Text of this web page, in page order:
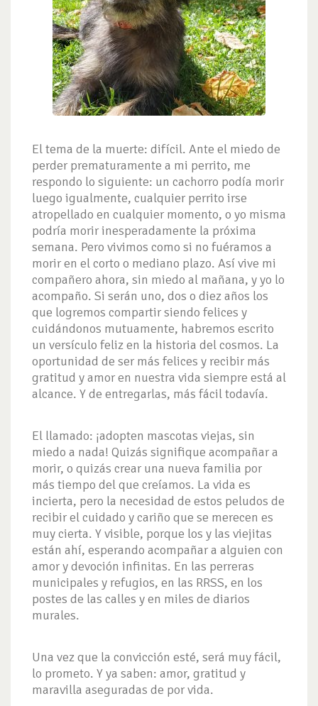
El tema de la muerte: difícil. Ante el miedo de
perder prematuramente a mi perrito, me
respondo lo siguiente: un cachorro podía morir
luego igualmente, cualquier perrito irse
atropellado en cualquier momento, o yo misma
podría morir inesperadamente la próxima
semana. Pero vivimos como si no fuéramos a
morir en el corto o mediano plazo. Así vive mi
compañero ahora, sin miedo al mañana, y yo lo
acompaño. Si serán uno, dos o diez años los
que logremos compartir siendo felices y
cuidándonos mutuamente, habremos escrito
un versículo feliz en la historia del cosmos. La
oportunidad de ser más felices y recibir más
gratitud y amor en nuestra vida siempre está al
alcance. Y de entregarlas, más fácil todavía.
El llamado: ¡adopten mascotas viejas, sin
miedo a nada! Quizás signifique acompañar a
morir, o quizás crear una nueva familia por
más tiempo del que creíamos. La vida es
incierta, pero la necesidad de estos peludos de
recibir el cuidado y cariño que se merecen es
muy cierta. Y visible, porque los y las viejitas
están ahí, esperando acompañar a alguien con
amor y devoción infinitas. En las perreras
municipales y refugios, en las RRSS, en los
postes de las calles y en miles de diarios
murales.
Una vez que la convicción esté, será muy fácil,
lo prometo. Y ya saben: amor, gratitud y
maravilla aseguradas de por vida.